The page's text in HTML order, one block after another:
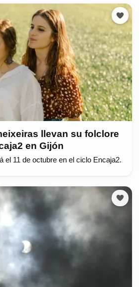
llevan su folclore
en Gijón
el 11 de octubre en el ciclo Encaja2.